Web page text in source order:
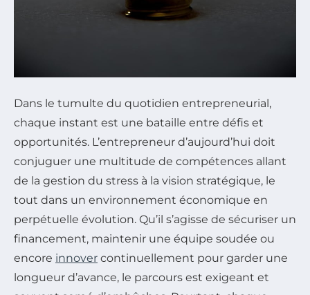
Dans le tumulte du quotidien entrepreneurial,
chaque instant est une bataille entre défis et
opportunités. L’entrepreneur d’aujourd’hui doit
conjuguer une multitude de compétences allant
de la gestion du stress à la vision stratégique, le
tout dans un environnement économique en
perpétuelle évolution. Qu’il s’agisse de sécuriser un
financement, maintenir une équipe soudée ou
encore innover continuellement pour garder une
longueur d’avance, le parcours est exigeant et